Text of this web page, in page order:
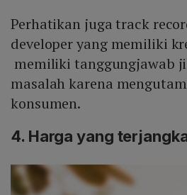
Perhatikan juga track
developer yang memiliki
memiliki tanggungjawab
masalah karena
konsumen.
4. Harga yang